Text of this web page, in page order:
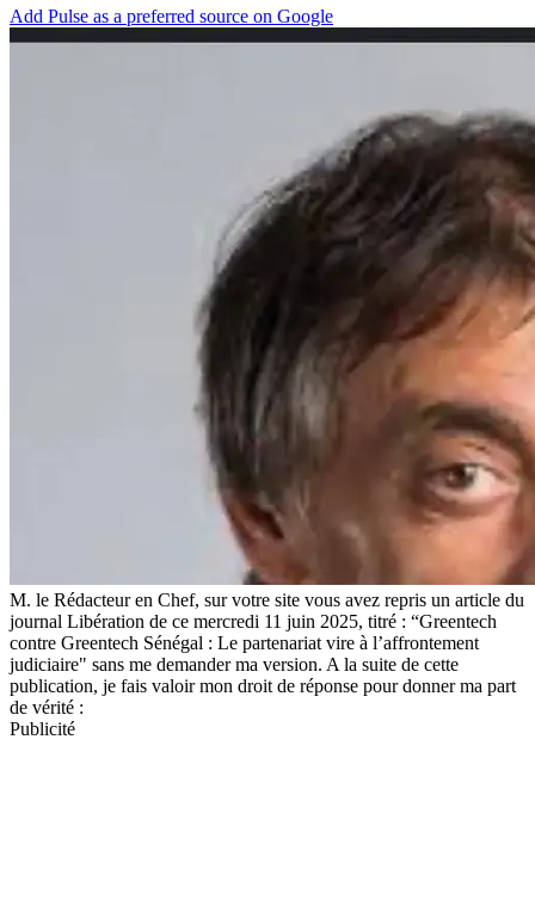
Add Pulse as a preferred source on Google
M. le Rédacteur en Chef, sur votre site vous avez repris un article du
journal Libération de ce mercredi 11 juin 2025, titré : “Greentech
contre Greentech Sénégal : Le partenariat vire à l’affrontement
judiciaire" sans me demander ma version. A la suite de cette
publication, je fais valoir mon droit de réponse pour donner ma part
de vérité :
Publicité